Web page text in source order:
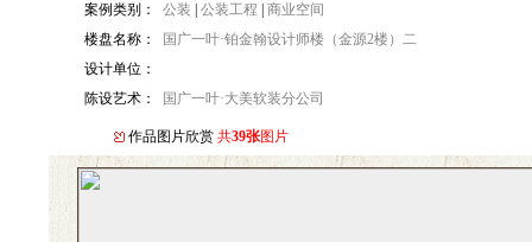
案例类别： 公装 公装工程
商业空间
楼盘名称：
国广一叶·铂金翰设计师楼（金源2楼）二
设计单位：
陈设艺术：
国广一叶·大美软装分公司
作品图片欣赏 共39张图片